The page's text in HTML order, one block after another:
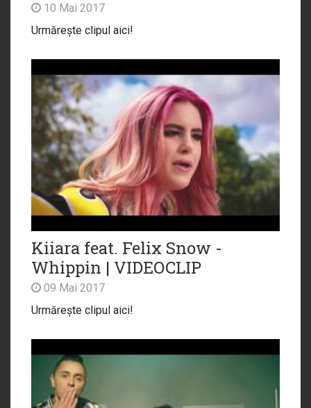
10 Mai 2017
Urmărește clipul aici!
Kiiara feat. Felix Snow -
Whippin | VIDEOCLIP
09 Mai 2017
Urmărește clipul aici!